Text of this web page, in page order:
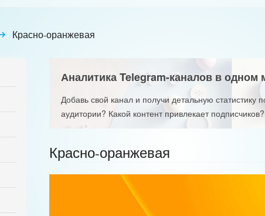
Красно-оранжевая
Аналитика Telegram-каналов в одном
Добавь свой канал и получи детальную
аудитории? Какой контент привлекает
Красно-оранжевая